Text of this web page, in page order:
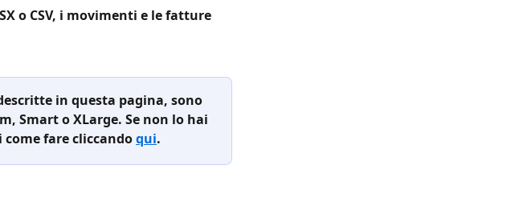
o CSV, i movimenti e le fatture
in questa pagina, sono
Smart o XLarge. Se non lo hai
fare cliccando qui.